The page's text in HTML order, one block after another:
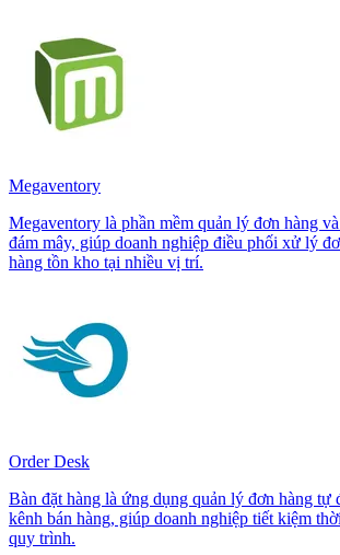
Megaventory
Megaventory là phần mềm quản lý đơn hàng
đám mây, giúp doanh nghiệp điều phối xử lý
hàng tồn kho tại nhiều vị trí.
Order Desk
Bàn đặt hàng là ứng dụng quản lý đơn hàng tự
kênh bán hàng, giúp doanh nghiệp tiết kiệm
quy trình.